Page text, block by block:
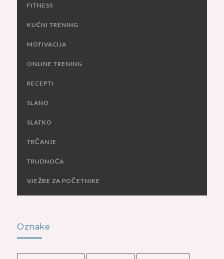
FITNESS
KUĆNI TRENING
MOTIVACIJA
ONLINE TRENING
RECEPTI
SLANO
SLATKO
TRČANJE
TRUDNOĆA
VJEŽBE ZA POČETNIKE
Oznake